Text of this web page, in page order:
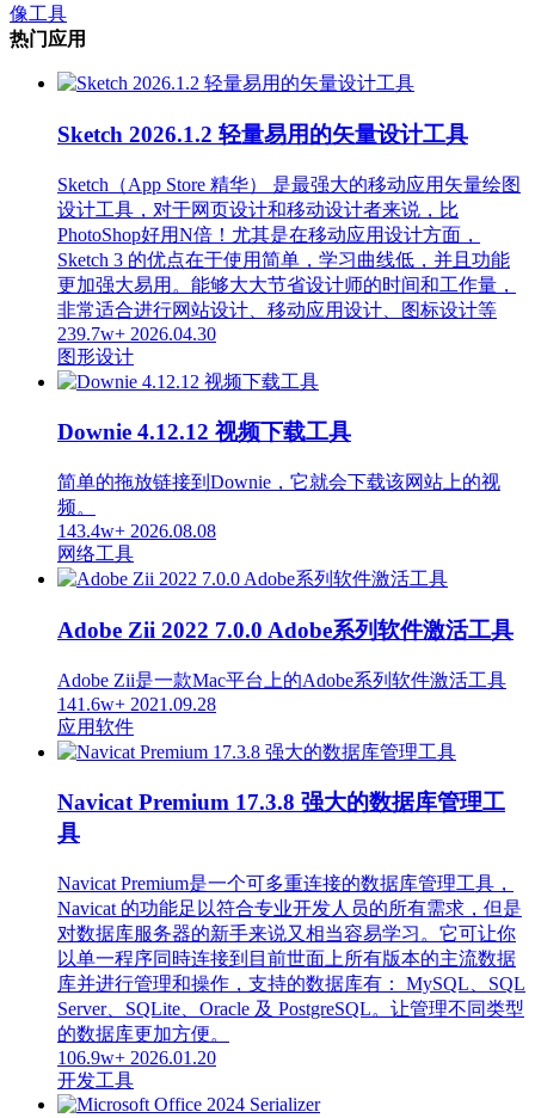
像工具
热门应用
Sketch 2026.1.2 轻量易用的矢量设计工具
Sketch（App Store 精华） 是最强大的移动应用矢量绘图
设计工具，对于网页设计和移动设计者来说，比
PhotoShop好用N倍！尤其是在移动应用设计方面，
Sketch 3 的优点在于使用简单，学习曲线低，并且功能
更加强大易用。能够大大节省设计师的时间和工作量，
非常适合进行网站设计、移动应用设计、图标设计等
239.7w+ 2026.04.30
图形设计
Downie 4.12.12 视频下载工具
简单的拖放链接到Downie，它就会下载该网站上的视
频。
143.4w+ 2026.08.08
网络工具
Adobe Zii 2022 7.0.0 Adobe系列软件激活工具
Adobe Zii是一款Mac平台上的Adobe系列软件激活工具
141.6w+ 2021.09.28
应用软件
Navicat Premium 17.3.8 强大的数据库管理工
具
Navicat Premium是一个可多重连接的数据库管理工具，
Navicat 的功能足以符合专业开发人员的所有需求，但是
对数据库服务器的新手来说又相当容易学习。它可让你
以单一程序同時连接到目前世面上所有版本的主流数据
库并进行管理和操作，支持的数据库有： MySQL、SQL
Server、SQLite、Oracle 及 PostgreSQL。让管理不同类型
的数据库更加方便。
106.9w+ 2026.01.20
开发工具